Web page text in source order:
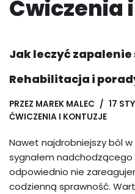
Ćwiczenia
Jak leczyć
Rehabilitacja i
PRZEZ MAREK MALEC
17
ĆWICZENIA I KONTUZJE
Nawet najdrobniejszy ból
sygnałem nadchodzącego
odpowiednio nie
codzienną sprawność.